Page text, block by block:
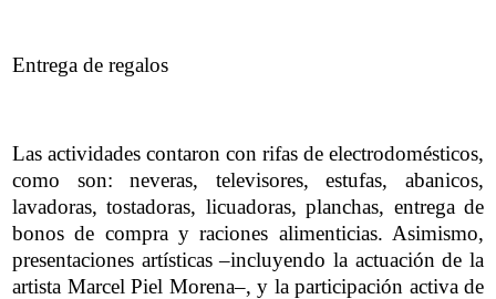
Entrega de regalos
Las actividades contaron con rifas de electrodomésticos,
como son: neveras, televisores, estufas, abanicos,
lavadoras, tostadoras, licuadoras, planchas, entrega de
bonos de compra y raciones alimenticias. Asimismo,
presentaciones artísticas –incluyendo la actuación de la
artista Marcel Piel Morena–, y la participación activa de